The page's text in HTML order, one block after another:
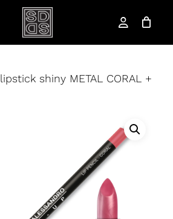
account
lipstick shiny METAL CORAL +